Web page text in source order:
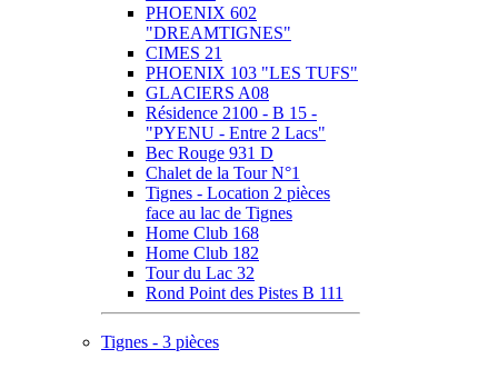
PHOENIX 602
"DREAMTIGNES"
CIMES 21
PHOENIX 103 "LES TUFS"
GLACIERS A08
Résidence 2100 - B 15 -
"PYENU - Entre 2 Lacs"
Bec Rouge 931 D
Chalet de la Tour N°1
Tignes - Location 2 pièces
face au lac de Tignes
Home Club 168
Home Club 182
Tour du Lac 32
Rond Point des Pistes B 111
Tignes - 3 pièces